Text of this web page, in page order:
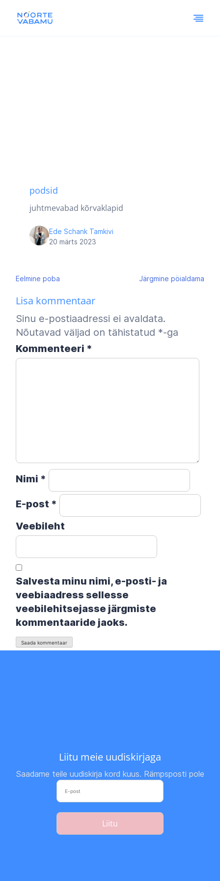
podsid
juhtmevabad kõrvaklapid
Ede Schank Tamkivi
20 märts 2023
Navigeerimine
Eelmine poba Järgmine pöialdama
Lisa kommentaar
Sinu e-postiaadressi ei avaldata.
Nõutavad väljad on tähistatud *-ga
Kommenteeri *
Nimi *
E-post *
Veebileht
Salvesta minu nimi, e-posti- ja
veebiaadress sellesse
veebilehitsejasse järgmiste
kommentaaride jaoks.
Liitu meie uudiskirjaga
Saadame teile uudiskirja kord kuus. Rämpsposti pole
Liitu